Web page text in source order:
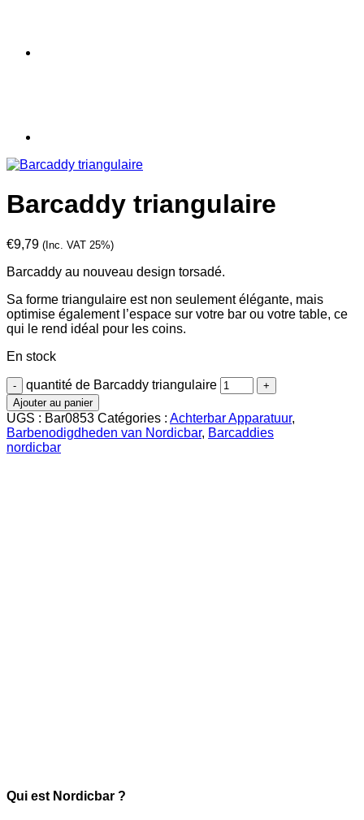
Barcaddy triangulaire
€9,79 (Inc. VAT 25%)
Barcaddy au nouveau design torsadé.
Sa forme triangulaire est non seulement élégante, mais
optimise également l’espace sur votre bar ou votre table, ce
qui le rend idéal pour les coins.
En stock
quantité de Barcaddy triangulaire
Ajouter au panier
UGS : Bar0853 Catégories : Achterbar Apparatuur,
Barbenodigdheden van Nordicbar, Barcaddies
nordicbar
Qui est Nordicbar ?